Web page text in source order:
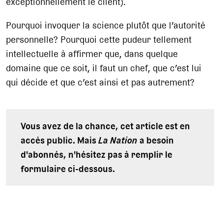
Pourquoi invoquer la science plutôt que l’autorité
personnelle? Pourquoi cette pudeur tellement
intellectuelle à affirmer que, dans quelque
domaine que ce soit, il faut un chef, que c’est lui
qui décide et que c’est ainsi et pas autrement?
Vous avez de la chance, cet article est en
accès public. MaisLa Nationa besoin
d'abonnés, n'hésitez pas à remplir le
formulaire ci-dessous.